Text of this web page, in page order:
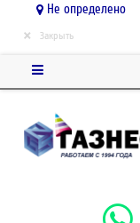
Не определено
× Закрыть